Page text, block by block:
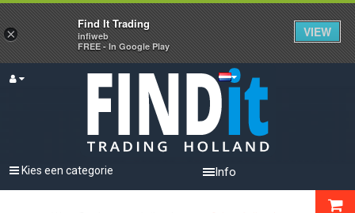
Info
Kies een categorie
×
Find It Trading
infiweb
FREE - In Google Play
VIEW